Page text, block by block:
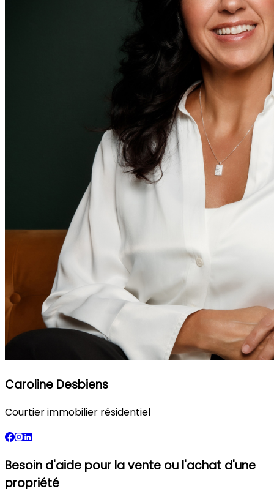
Caroline Desbiens
Courtier immobilier résidentiel
Besoin d'aide pour la vente ou l'achat d'une
propriété